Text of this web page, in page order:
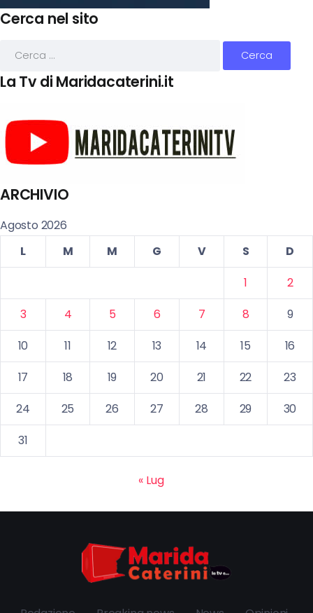
Cerca nel sito
La Tv di Maridacaterini.it
ARCHIVIO
Agosto 2026
L
M M G V S
D
1
2
3
4 5 6 7 8
9
10
11 12 13 14 15
16
17
18 19 20 21 22
23
24
25 26 27 28 29
30
31
« Lug